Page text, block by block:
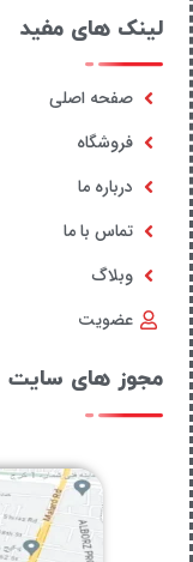
لینک های مفید
صفحه اصلی
فروشگاه
درباره ما
تماس با ما
وبلاگ
عضویت
مجوز های سایت